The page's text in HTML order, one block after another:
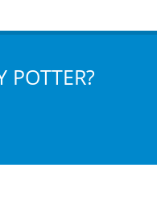
POTTER?